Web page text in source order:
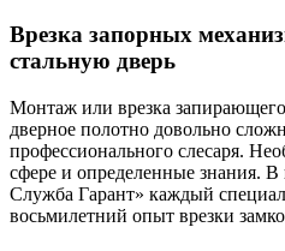
Врезка запорных
стальную дверь
Монтаж или врезка запирающего
дверное полотно довольно
профессионального слесаря.
сфере и определенные знания.
Служба Гарант» каждый
восьмилетний опыт врезки